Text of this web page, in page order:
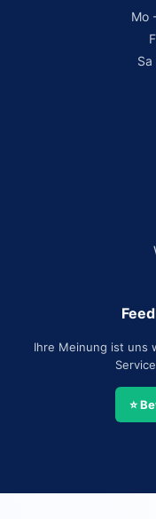
Mo
Ihre Meinung ist uns
⭐